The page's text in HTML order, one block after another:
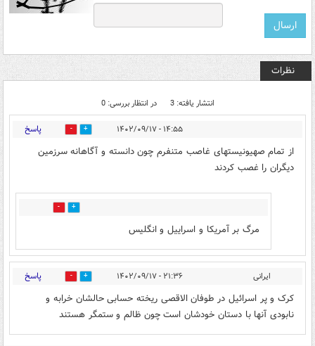
نظرات
انتشار یافته: 3 در انتظار بررسی: 0
۱۴:۵۵ - ۱۴۰۲/۰۹/۱۷ 2 پاسخ
از تمام صهیونیستهای غاصب متنفرم چون دانسته و آگاهانه سرزمین
دیگران را غصب کردند
1
مرگ بر آمریکا و اسراییل و انگلیس
ایرانی ۲۱:۳۶ - ۱۴۰۲/۰۹/۱۷ 0 پاسخ
کرک و پر اسرائیل در طوفان الاقصی ریخته حسابی حالشان خرابه و
نابودی آنها با دستان خودشان است چون ظالم و ستمگر هستند